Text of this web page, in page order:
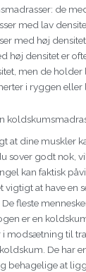
de
med lav
med høj
høj densitet er
men de
i ryggen eller
at dine muskler
sover godt nok,
kan faktisk
at have en
fleste
er en
i modsætning til
De har
behagelige at